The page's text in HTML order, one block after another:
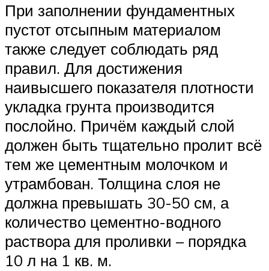
При заполнении фундаментных
пустот отсыпным материалом
также следует соблюдать ряд
правил. Для достижения
наивысшего показателя плотности
укладка грунта производится
послойно. Причём каждый слой
должен быть тщательно пролит всё
тем же цементным молочком и
утрамбован. Толщина слоя не
должна превышать 30-50 см, а
количество цементно-водного
раствора для проливки – порядка
10 л на 1 кв. м.